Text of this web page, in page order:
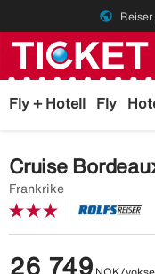
public
Fly + Hotell Fly
Cruise
Frankrike
26 749